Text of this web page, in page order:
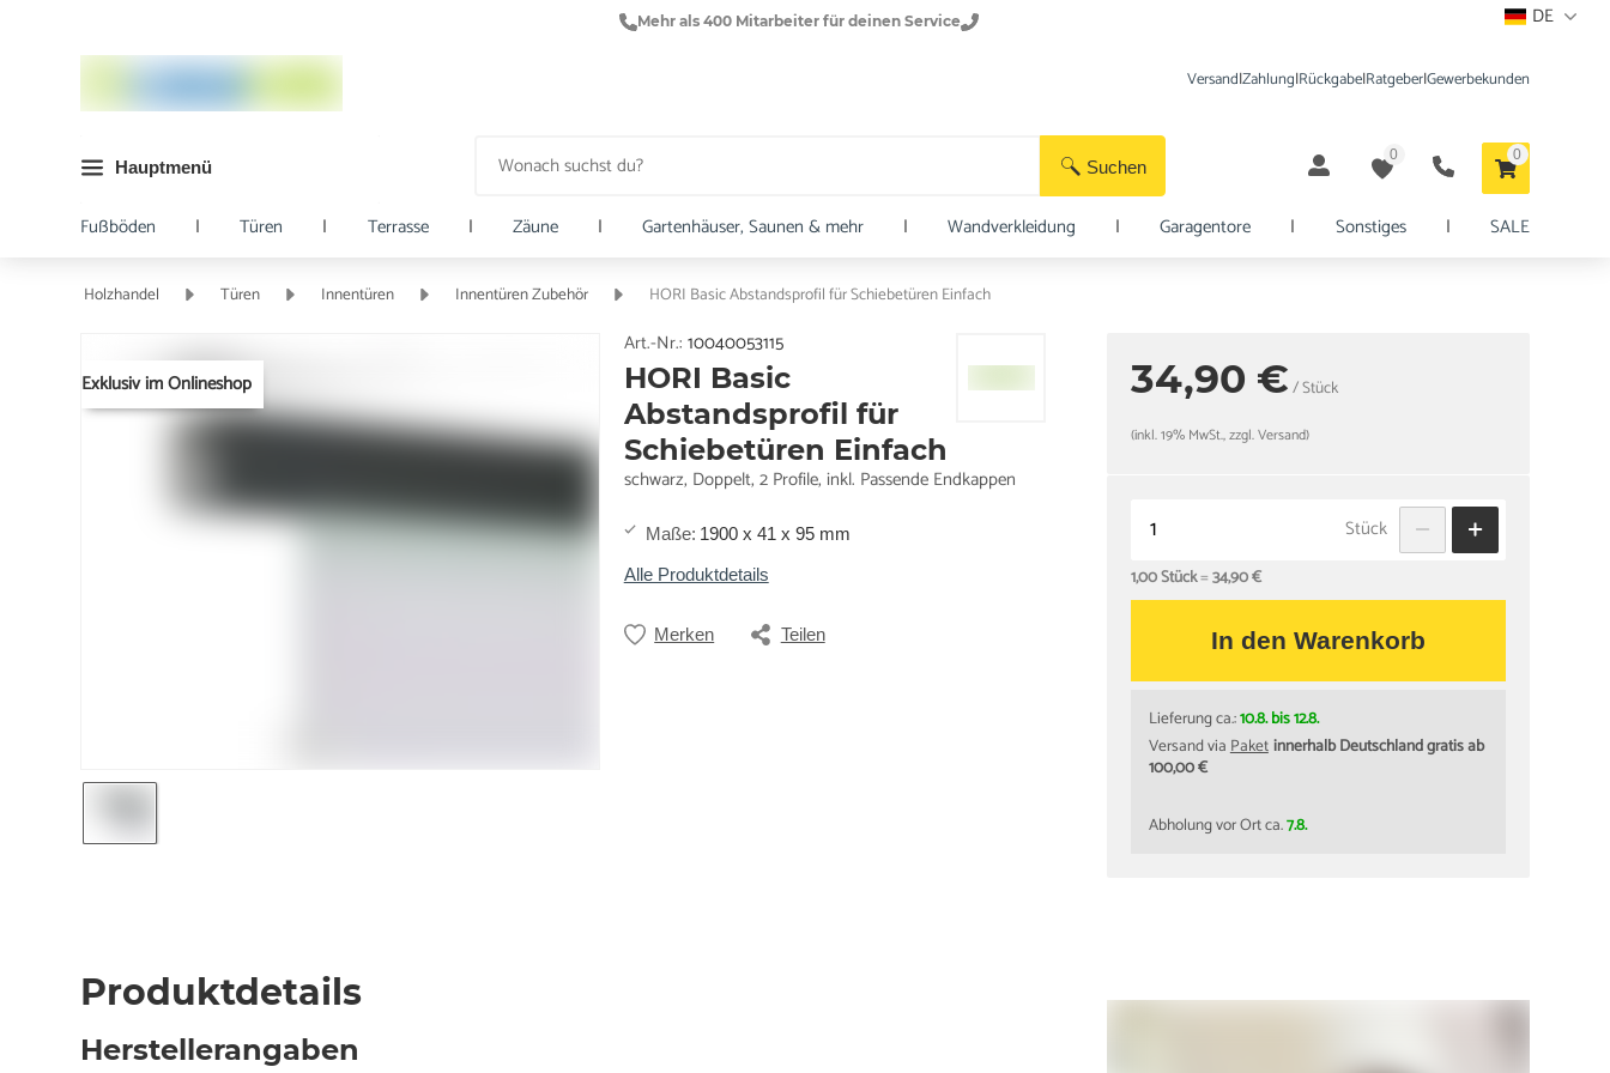
Mehr als 400 Mitarbeiter für deinen Service DE
Suchen
Versand|Zahlung|Rückgabe|Ratgeber|Gewerbekunden
Hauptmenü
0 0
Fußböden | Türen | Terrasse | Zäune | Gartenhäuser, Saunen & mehr | Wandverkleidung | Garagentore | Sonstiges | SALE
Holzhandel Türen Innentüren Innentüren Zubehör HORI Basic Abstandsprofil für Schiebetüren Einfach
Exklusiv im Onlineshop
Art.-Nr.: 10040053115
HORI Basic
Abstandsprofil für
Schiebetüren Einfach
schwarz, Doppelt, 2 Profile, inkl. Passende Endkappen
Maße: 1900 x 41 x 95 mm
Alle Produktdetails
Merken Teilen
34,90 €/ Stück
(inkl. 19% MwSt., zzgl. Versand)
Stück
1,00 Stück=34,90 €
In den Warenkorb
Lieferung ca.:10.8. bis 12.8.
Versand viaPaketinnerhalb Deutschland gratis ab
100,00 €
Abholung vor Ort ca.7.8.
Produktdetails
Herstellerangaben